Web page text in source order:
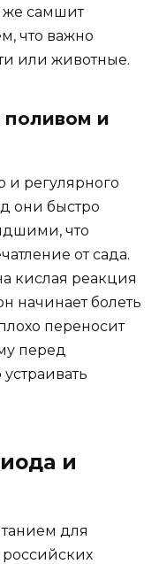
же самшит
что важно
или животные.
и
и регулярного
они быстро
что
от сада.
кислая реакция
начинает болеть
переносит
перед
и
для
российских